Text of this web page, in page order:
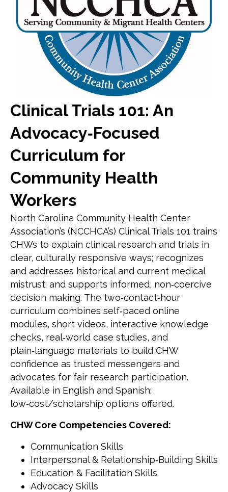
Clinical Trials 101: An
Advocacy‑Focused
Curriculum for
Community Health
Workers
North Carolina Community Health Center
Association’s (NCCHCA’s) Clinical Trials 101 trains
CHWs to explain clinical research and trials in
clear, culturally responsive ways; recognizes
and addresses historical and current medical
mistrust; and supports informed, non‑coercive
decision making. The two‑contact‑hour
curriculum combines self‑paced online
modules, short videos, interactive knowledge
checks, real‑world case studies, and
plain‑language materials to build CHW
confidence as trusted messengers and
advocates for fair research participation.
Available in English and Spanish;
low‑cost/scholarship options offered.
CHW Core Competencies Covered:
Communication Skills
Interpersonal & Relationship‑Building Skills
Education & Facilitation Skills
Advocacy Skills